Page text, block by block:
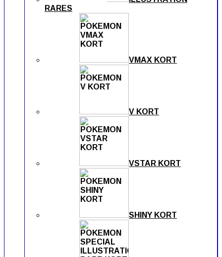
RARES
VMAX KORT
V KORT
VSTAR KORT
SHINY KORT